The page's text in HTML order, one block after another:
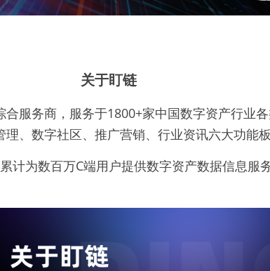
关于盯链
服务商，服务于1800+家中国数字资产行业
、数字社区、推广营销、行业资讯六大功能板
计为数百万C端用户提供数字资产数据信息服